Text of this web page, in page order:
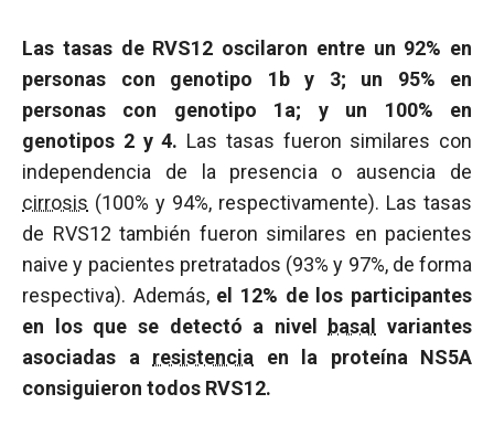
Las tasas de RVS12 oscilaron entre un 92% en
personas con genotipo 1b y 3; un 95% en
personas con genotipo 1a; y un 100% en
genotipos 2 y 4. Las tasas fueron similares con
independencia de la presencia o ausencia de
cirrosis (100% y 94%, respectivamente). Las tasas
de RVS12 también fueron similares en pacientes
naive y pacientes pretratados (93% y 97%, de forma
respectiva). Además, el 12% de los participantes
en los que se detectó a nivel
basal
variantes
asociadas a resistencia en la proteína NS5A
consiguieron todos RVS12.